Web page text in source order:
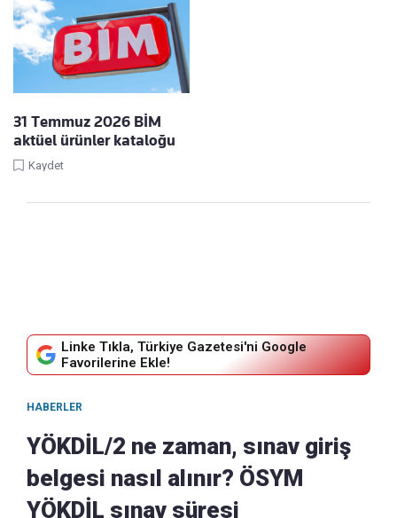
31 Temmuz 2026 BİM
aktüel ürünler kataloğu
Kaydet
Linke Tıkla, Türkiye Gazetesi'ni Google
Favorilerine Ekle!
HABERLER
YÖKDİL/2 ne zaman, sınav giriş
belgesi nasıl alınır? ÖSYM
YÖKDİL sınav süresi